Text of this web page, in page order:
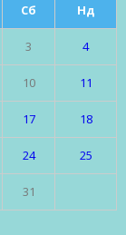
Сб Нд
3 4
10 11
17 18
24 25
31